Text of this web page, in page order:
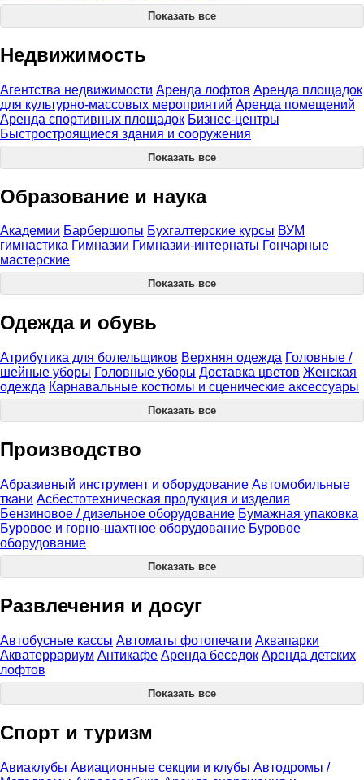
Показать все
Недвижимость
Агентства недвижимости Аренда лофтов Аренда площадок
для культурно-массовых мероприятий Аренда помещений
Аренда спортивных площадок Бизнес-центры
Быстростроящиеся здания и сооружения
Показать все
Образование и наука
Академии Барбершопы Бухгалтерские курсы ВУМ
гимнастика Гимназии Гимназии-интернаты Гончарные
мастерские
Показать все
Одежда и обувь
Атрибутика для болельщиков Верхняя одежда Головные /
шейные уборы Головные уборы Доставка цветов Женская
одежда Карнавальные костюмы и сценические аксессуары
Показать все
Производство
Абразивный инструмент и оборудование Автомобильные
ткани Асбестотехническая продукция и изделия
Бензиновое / дизельное оборудование Бумажная упаковка
Буровое и горно-шахтное оборудование Буровое
оборудование
Показать все
Развлечения и досуг
Автобусные кассы Автоматы фотопечати Аквапарки
Акватеррариум Антикафе Аренда беседок Аренда детских
лофтов
Показать все
Спорт и туризм
Авиаклубы Авиационные секции и клубы Автодромы /